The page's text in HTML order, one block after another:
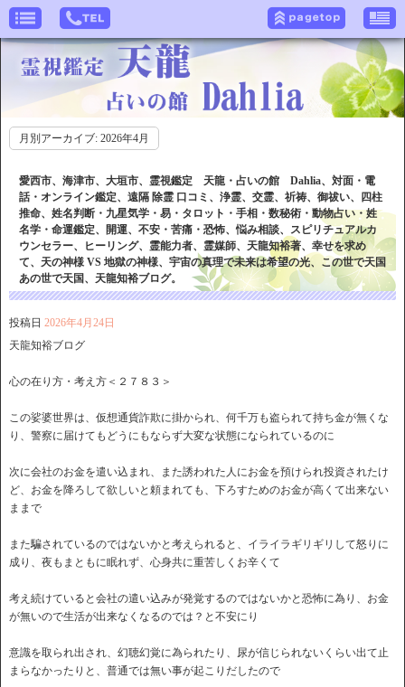
月別アーカイブ: 2026年4月
愛西市、海津市、大垣市、霊視鑑定 天龍・占いの館 Dahlia、対面・電
話・オンライン鑑定、遠隔 除霊 口コミ、浄霊、交霊、祈祷、御祓い、四柱
推命、姓名判断・九星気学・易・タロット・手相・数秘術・動物占い・姓
名学・命運鑑定、開運、不安・苦痛・恐怖、悩み相談、スピリチュアルカ
ウンセラー、ヒーリング、霊能力者、霊媒師、天龍知裕著、幸せを求め
て、天の神様 VS 地獄の神様、宇宙の真理で未来は希望の光、この世で天国
あの世で天国、天龍知裕ブログ。
投稿日 2026年4月24日
天龍知裕ブログ
心の在り方・考え方＜２７８３＞
この娑婆世界は、仮想通貨詐欺に掛かられ、何千万も盗られて持ち金が無くな
り、警察に届けてもどうにもならず大変な状態になられているのに
次に会社のお金を遣い込まれ、また誘われた人にお金を預けられ投資されたけ
ど、お金を降ろして欲しいと頼まれても、下ろすためのお金が高くて出来ない
ままで
また騙されているのではないかと考えられると、イライラギリギリして怒りに
成り、夜もまともに眠れず、心身共に重苦しくお辛くて
考え続けていると会社の遣い込みが発覚するのではないかと恐怖に為り、お金
が無いので生活が出来なくなるのでは？と不安にり
意識を取られ出され、幻聴幻覚に為られたり、尿が信じられないくらい出て止
まらなかったりと、普通では無い事が起こりだしたので